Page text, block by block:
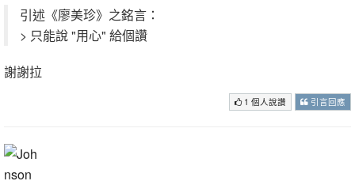
引述《廖美珍》之銘言：
> 只能說 "用心" 給個讚
謝謝拉
1 個人說讚 引言回應